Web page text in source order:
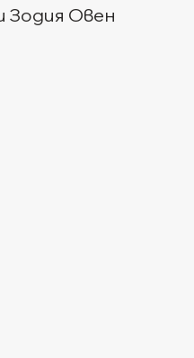
Зодия Овен